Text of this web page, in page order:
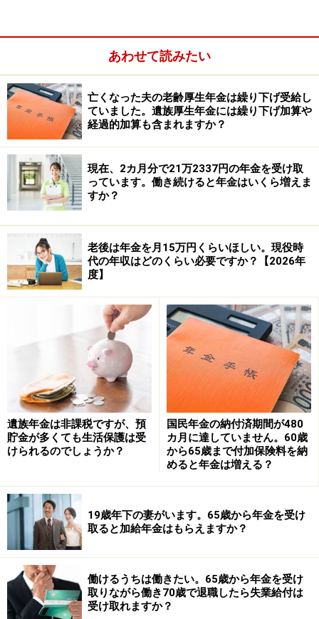
生年金に加入して働いて得た収入です。個人年金は含ま
れません。
※年金プチ相談コーナーに取り上げてほしい質問がある
こちらから応募するか、コメント欄への書き込みを
お願いします。
監修・文／深川 弘恵（ファイナンシャルプランナー）
※記事内容は執筆時点のものです。最新の内容をご確認くださ
商品や投資行動を推奨するものではありません。
投資や資産運用に関する最終的なご判断はご自身の責任において
行ってください。
掲載情報の正確性・完全性については十分に配慮しております
が、その内容を保証するものではなく、これに基づく損失・損害
などについて当社は一切の責任を負いません。
最新の情報や詳細については、必ず各金融機関やサービス提供者
の公式情報をご確認ください。
あわせて読みたい
亡くなった夫の老齢厚生年金は繰り下げ受給し
ていました。遺族厚生年金には繰り下げ加算や
経過的加算も含まれますか？
現在、2カ月分で21万2337円の年金を受け取
っています。働き続けると年金はいくら増えま
すか？
老後は年金を月15万円くらいほしい。現役時
代の年収はどのくらい必要ですか？【2026年
度】
遺族年金は非課税ですが、預
貯金が多くても生活保護は受
けられるのでしょうか？
国民年金の納付済期間が480
カ月に達していません。60歳
から65歳まで付加保険料を納
めると年金は増える？
19歳年下の妻がいます。65歳から年金を受け
取ると加給年金はもらえますか？
働けるうちは働きたい。65歳から年金を受け
取りながら働き70歳で退職したら失業給付は
受け取れますか？